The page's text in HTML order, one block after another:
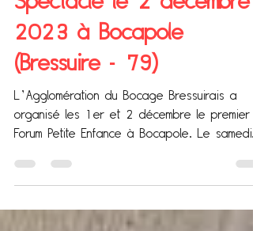
Spectacle le 2 décembre
2023 à Bocapole
(Bressuire - 79)
L’Agglomération du Bocage Bressuirais a
organisé les 1er et 2 décembre le premier
Forum Petite Enfance à Bocapole. Le samedi